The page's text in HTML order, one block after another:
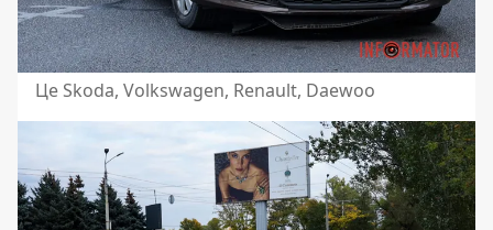
Це Skoda, Volkswagen, Renault, Daewoo